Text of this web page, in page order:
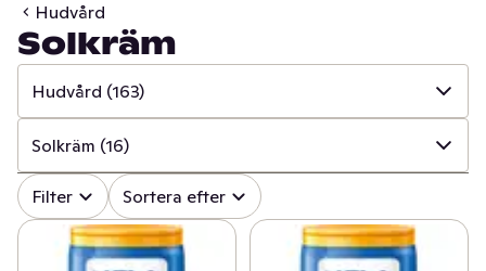
Hudvård
Solkräm
Hudvård (163)
✓ Alla (845)
✓ Mun och tänder (107)
Sår, bett och stick
Solkräm (16)
✓ Alla (163)
Bad och dusch (62)
Filter Sortera efter